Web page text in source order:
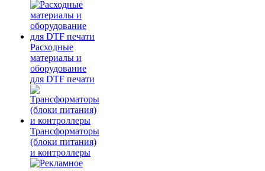
Расходные
материалы и
оборудование
для DTF печати
Трансформаторы
(блоки питания)
и контроллеры